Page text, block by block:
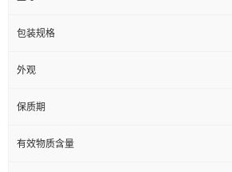
包装规格
外观
保质期
有效物质含量